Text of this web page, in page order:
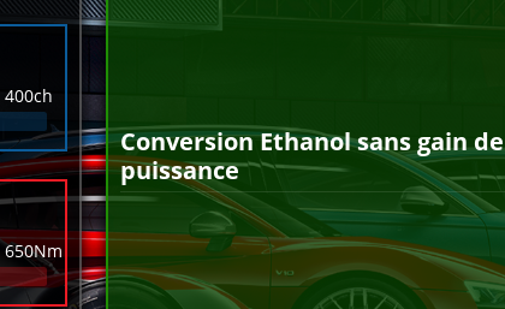
400ch
650Nm
Conversion Ethanol sans gain de
puissance